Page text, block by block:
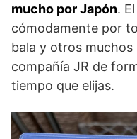
mucho por Japón.
cómodamente por
bala y otros
compañía JR de
tiempo que elijas.